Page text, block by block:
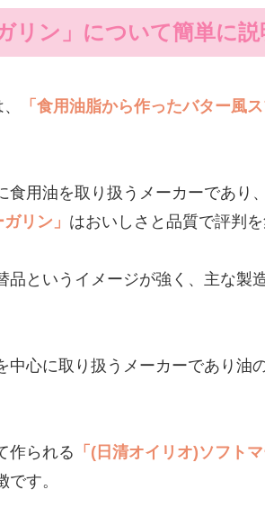
リン」について簡単に説
「食用油脂から作ったバター風ス
食用油を取り扱うメーカーであり
リン」 はおいしさと品質で評判を
というイメージが強く、主な製
中心に取り扱うメーカーであり油
作られる 「(日清オイリオ)ソフトマ
す。